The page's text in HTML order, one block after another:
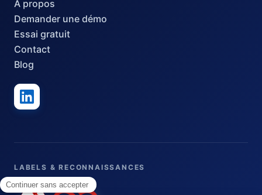
À propos
Demander une démo
Essai gratuit
Contact
Blog
LABELS & RECONNAISSANCES